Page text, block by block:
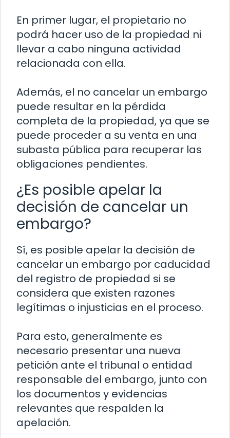
En primer lugar, el propietario no
podrá hacer uso de la propiedad ni
llevar a cabo ninguna actividad
relacionada con ella.
Además, el no cancelar un embargo
puede resultar en la pérdida
completa de la propiedad, ya que se
puede proceder a su venta en una
subasta pública para recuperar las
obligaciones pendientes.
¿Es posible apelar la
decisión de cancelar un
embargo?
Sí, es posible apelar la decisión de
cancelar un embargo por caducidad
del registro de propiedad si se
considera que existen razones
legítimas o injusticias en el proceso.
Para esto, generalmente es
necesario presentar una nueva
petición ante el tribunal o entidad
responsable del embargo, junto con
los documentos y evidencias
relevantes que respalden la
apelación.